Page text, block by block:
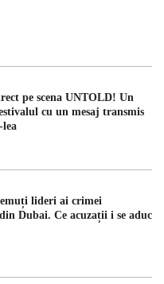
pe scena UNTOLD! Un
cu un mesaj transmis
lea
lideri ai crimei
Dubai. Ce acuzații i se aduc